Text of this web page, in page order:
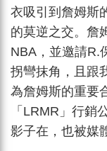
衣吸引到詹姆斯
的莫逆之交。詹
NBA，並邀請R.
拐彎抹角，且跟
為詹姆斯的重要
「LRMR」行銷
影子在，也被媒